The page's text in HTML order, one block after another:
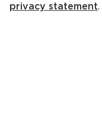
privacy statement.